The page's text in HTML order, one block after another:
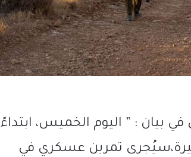
بيان : ” اليوم الخميس، ابتداءً
تمرين عسكري في